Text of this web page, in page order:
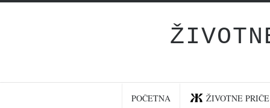
POČETNA ŽIVOTNE PRIČE